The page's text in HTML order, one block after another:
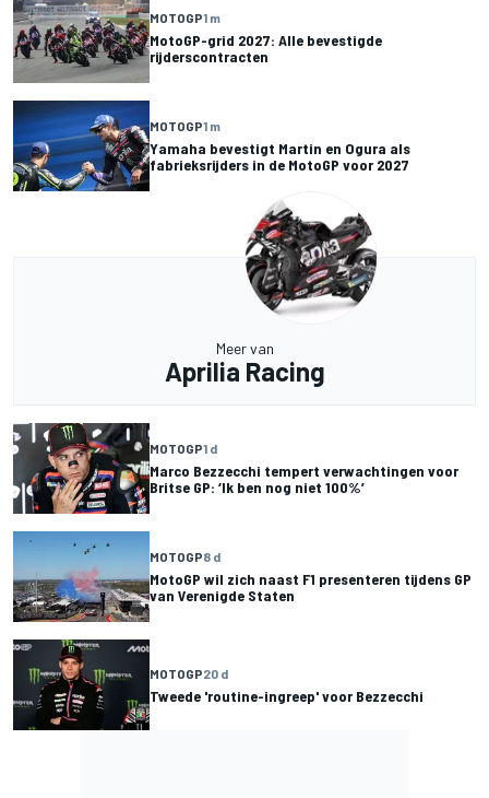
MOTOGP1 m
MotoGP-grid 2027: Alle bevestigde
rijderscontracten
MOTOGP1 m
Yamaha bevestigt Martin en Ogura als
fabrieksrijders in de MotoGP voor 2027
Meer van
Aprilia Racing
MOTOGP1 d
Marco Bezzecchi tempert verwachtingen voor
Britse GP: ‘Ik ben nog niet 100%’
MOTOGP8 d
MotoGP wil zich naast F1 presenteren tijdens GP
van Verenigde Staten
MOTOGP20 d
Tweede 'routine-ingreep' voor Bezzecchi